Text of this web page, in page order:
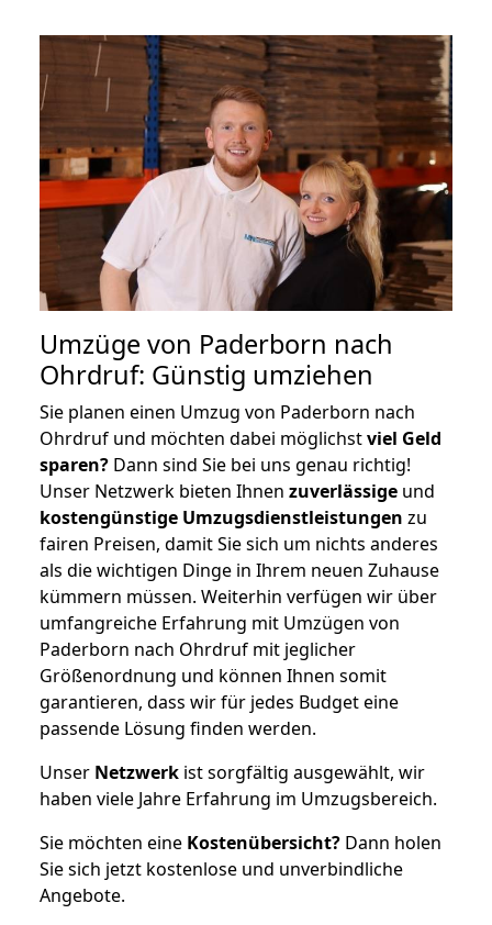
Umzüge von Paderborn nach
Ohrdruf: Günstig umziehen
Sie planen einen Umzug von Paderborn nach
Ohrdruf und möchten dabei möglichstviel Geld
sparen? Dann sind Sie bei uns genau richtig!
Unser Netzwerk bieten Ihnen zuverlässige und
kostengünstige Umzugsdienstleistungen zu
fairen Preisen, damit Sie sich um nichts anderes
als die wichtigen Dinge in Ihrem neuen Zuhause
kümmern müssen. Weiterhin verfügen wir über
umfangreiche Erfahrung mit Umzügen von
Paderborn nach Ohrdruf mit jeglicher
Größenordnung und können Ihnen somit
garantieren, dass wir für jedes Budget eine
passende Lösung finden werden.
Unser Netzwerk ist sorgfältig ausgewählt, wir
haben viele Jahre Erfahrung im Umzugsbereich.
Sie möchten eine Kostenübersicht? Dann holen
Sie sich jetzt kostenlose und unverbindliche
Angebote.